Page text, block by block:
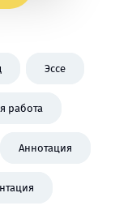
Эссе
работа
Аннотация